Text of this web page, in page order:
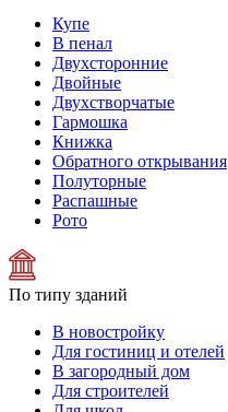
Купе
В пенал
Двухсторонние
Двойные
Двухстворчатые
Гармошка
Книжка
Обратного открывания
Полуторные
Распашные
Рото
По типу зданий
В новостройку
Для гостиниц и отелей
В загородный дом
Для строителей